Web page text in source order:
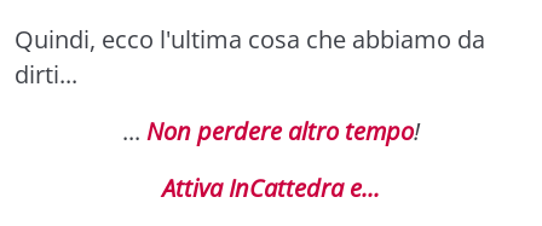
Quindi, ecco l'ultima cosa che abbiamo da
dirti...
... Non perdere altro tempo!
Attiva InCattedra e...